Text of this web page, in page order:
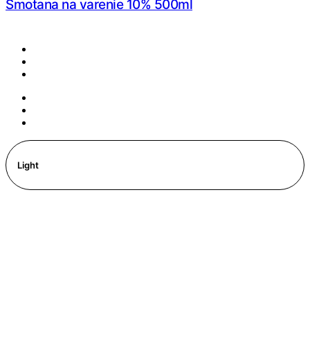
Smotana na varenie 10% 500ml
Light